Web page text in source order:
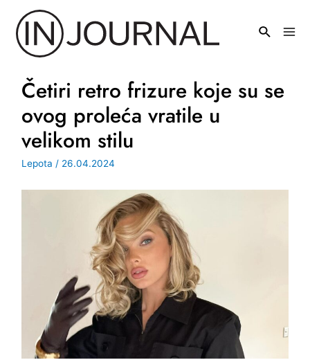
sadržaj
Četiri retro frizure koje su se
ovog proleća vratile u
velikom stilu
Lepota / 26.04.2024